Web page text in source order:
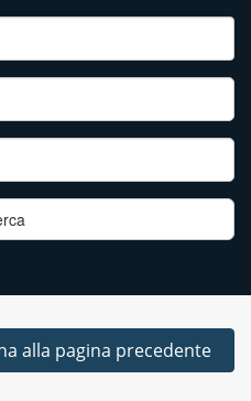
alla pagina precedente